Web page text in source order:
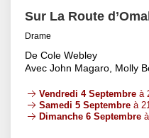
Sur La Route
Drame
De Cole Webley
Avec John Magaro, Molly
Vendredi 4 Septembre à
Samedi 5 Septembre à
Dimanche 6 Septembre